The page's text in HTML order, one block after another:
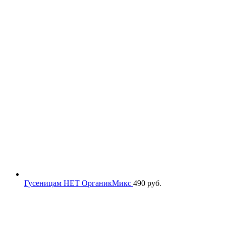
Гусеницам НЕТ ОрганикМикс 490 руб.